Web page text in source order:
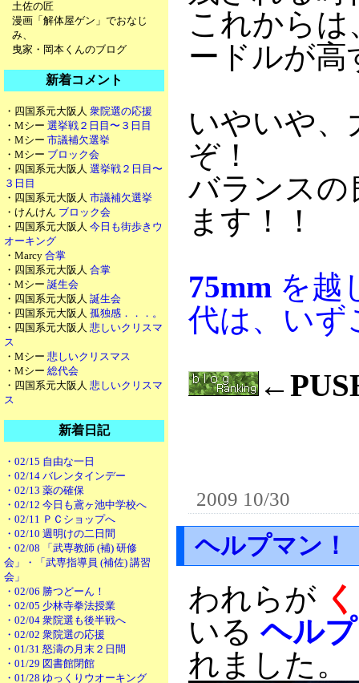
土佐の匠
漫画「解体屋ゲン」でおなじ
み、
曳家・岡本くんのブログ
新着コメント
・四国系元大阪人 衆院選の応援
・Mシー 選挙戦２日目〜３日目
・Mシー 市議補欠選挙
・Mシー ブロック会
・四国系元大阪人 選挙戦２日目〜
３日目
・四国系元大阪人 市議補欠選挙
・けんけん ブロック会
・四国系元大阪人 今日も街歩きウ
オーキング
・Marcy 合掌
・四国系元大阪人 合掌
・Mシー 誕生会
・四国系元大阪人 誕生会
・四国系元大阪人 孤独感．．．。
・四国系元大阪人 悲しいクリスマ
ス
・Mシー 悲しいクリスマス
・Mシー 総代会
・四国系元大阪人 悲しいクリスマ
ス
新着日記
・02/15 自由な一日
・02/14 バレンタインデー
・02/13 薬の確保
・02/12 今日も鳶ヶ池中学校へ
・02/11 ＰＣショップへ
・02/10 週明けの二日間
・02/08 「武専教師 (補) 研修
会」・「武専指導員 (補佐) 講習
会」
・02/06 勝つどーん！
・02/05 少林寺拳法授業
・02/04 衆院選も後半戦へ
・02/02 衆院選の応援
・01/31 怒濤の月末２日間
・01/29 図書館閉館
・01/28 ゆっくりウオーキング
これから
ードルが高
いやいや
ぞ！
バランスの
ます！！
75mm を越
代は、いず
2009 10/30
ヘルプマン！
われらが
いる ヘル
れました。